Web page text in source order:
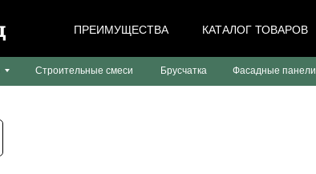
Брусчатка Фасадные панели
Строительные смеси
ПРЕИМУЩЕСТВА КАТАЛОГ ТОВАРОВ